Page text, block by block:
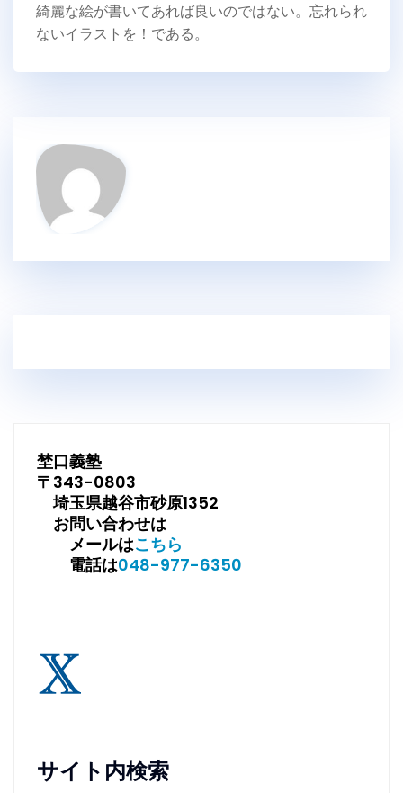
綺麗な絵が書いてあれば良いのではない。忘れられ
ないイラストを！である。
埜口義塾
〒343-0803
埼玉県越谷市砂原1352
お問い合わせは
メールはこちら
電話は048-977-6350
サイト内検索